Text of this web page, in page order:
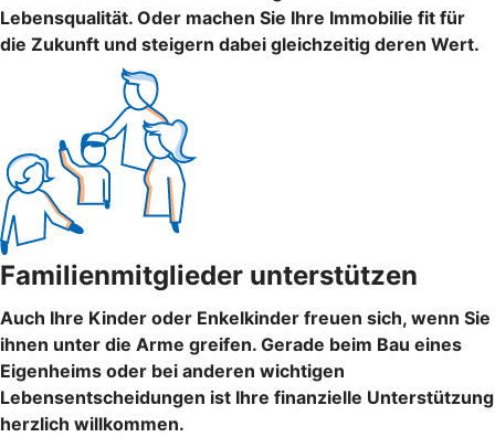
Lebensqualität. Oder machen Sie Ihre Immobilie fit für
die Zukunft und steigern dabei gleichzeitig deren Wert.
Familienmitglieder unterstützen
Auch Ihre Kinder oder Enkelkinder freuen sich, wenn Sie
ihnen unter die Arme greifen. Gerade beim Bau eines
Eigenheims oder bei anderen wichtigen
Lebensentscheidungen ist Ihre finanzielle Unterstützung
herzlich willkommen.